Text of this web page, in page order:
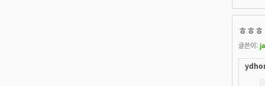
ㅎㅎ
글쓴이: